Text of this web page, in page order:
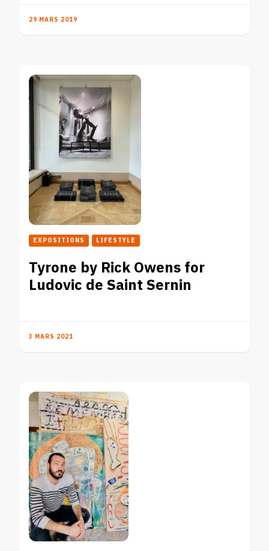
29 MARS 2019
EXPOSITIONS LIFESTYLE
Tyrone by Rick Owens for
Ludovic de Saint Sernin
3 MARS 2021